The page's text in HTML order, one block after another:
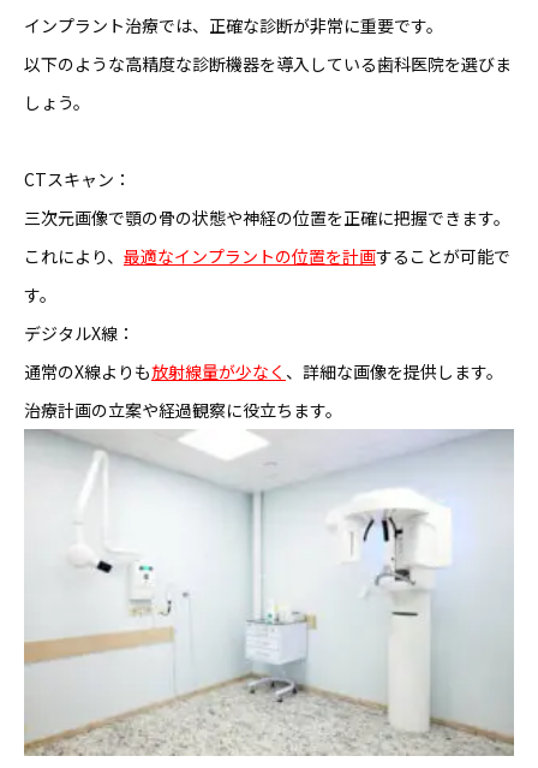
インプラント治療では、正確な診断が非常に重要です。
以下のような高精度な診断機器を導入している歯科医院を選びま
しょう。
CTスキャン：
三次元画像で顎の骨の状態や神経の位置を正確に把握できます。
これにより、 最適なインプラントの位置を計画することが可能で
す。
デジタルX線：
通常のX線よりも放射線量が少なく 、詳細な画像を提供します。
治療計画の立案や経過観察に役立ちます。